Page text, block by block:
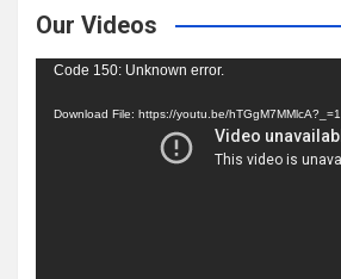
Our Videos
Video
Code 150: Unknown error.
Download File: https://youtu.be/hTGgM7MMlcA?_=1